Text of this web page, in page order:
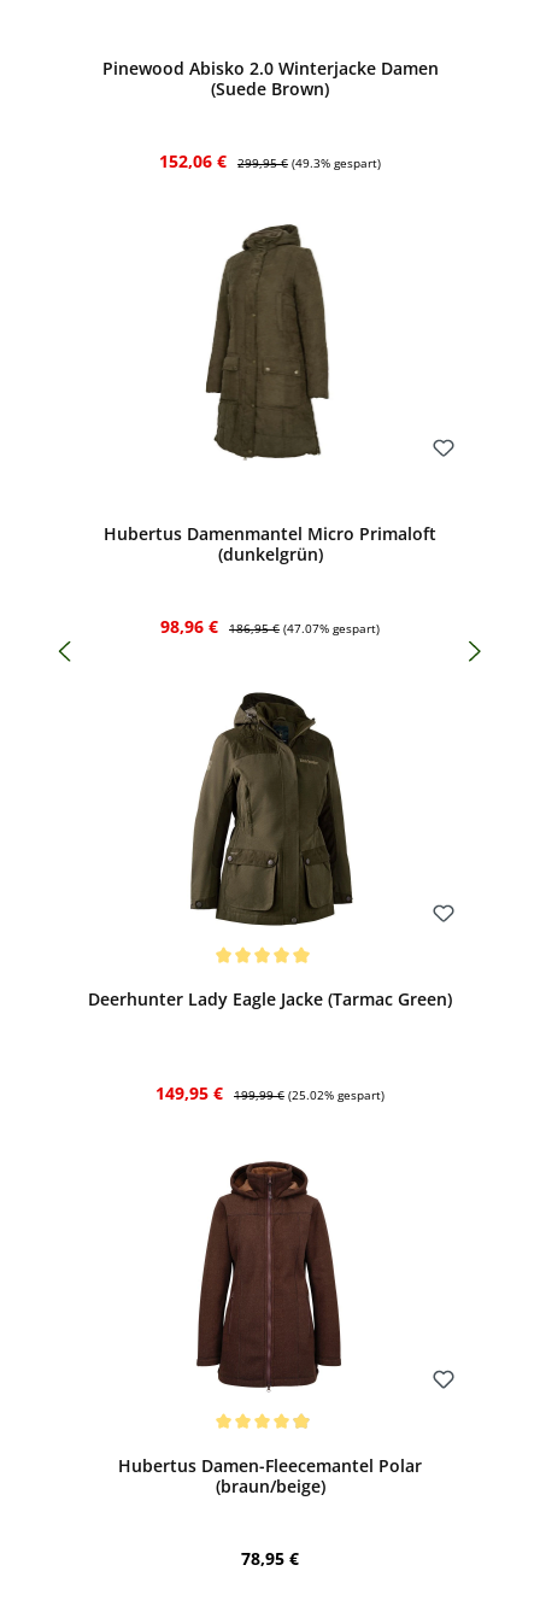
Pinewood Abisko 2.0 Winterjacke Damen
(Suede Brown)
Verkaufspreis:
152,06 € Regulärer Preis:
299,95 € (49.3% gespart)
Hubertus Damenmantel Micro Primaloft
(dunkelgrün)
Verkaufspreis:
98,96 € Regulärer Preis:
186,95 € (47.07% gespart)
Deerhunter Lady Eagle Jacke (Tarmac Green)
Verkaufspreis:
149,95 € 199,99 € (25.02% gespart)
Hubertus Damen-Fleecemantel Polar
(braun/beige)
Regulärer Preis:
78,95 €